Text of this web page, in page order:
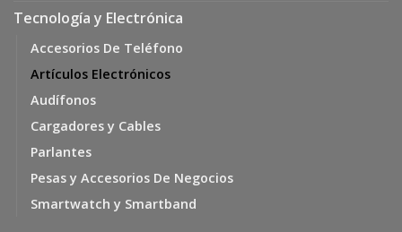
Tecnología y Electrónica
Accesorios De Teléfono
Artículos Electrónicos
Audífonos
Cargadores y Cables
Parlantes
Pesas y Accesorios De Negocios
Smartwatch y Smartband